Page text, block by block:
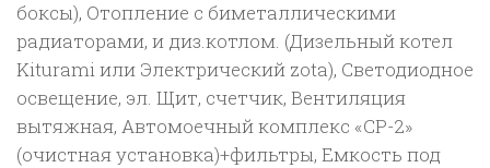
боксы), Отопление с биметаллическими
радиаторами, и диз.котлом. (Дизельный котел
Kiturami или Электрический zota), Светодиодное
освещение, эл. Щит, счетчик, Вентиляция
вытяжная, Автомоечный комплекс «СР-2»
(очистная установка)+фильтры, Емкость под